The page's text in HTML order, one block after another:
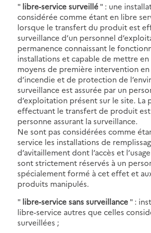
" libre-service surveillé" : une
considérée comme étant en libre
lorsque le transfert du produit est
surveillance d’un personnel
permanence connaissant le
installations et capable de mettre en
moyens de première intervention
d’incendie et de protection de
surveillance est assurée par un
d’exploitation présent sur le site. La
effectuant le transfert de produit
personne assurant la surveillance.
Ne sont pas considérées comme
service les installations de
d’avitaillement dont l’accès et
sont strictement réservés à un
spécialement formé à cet effet et
produits manipulés.
" libre-service sans surveillance" :
libre-service autres que celles
surveillées ;